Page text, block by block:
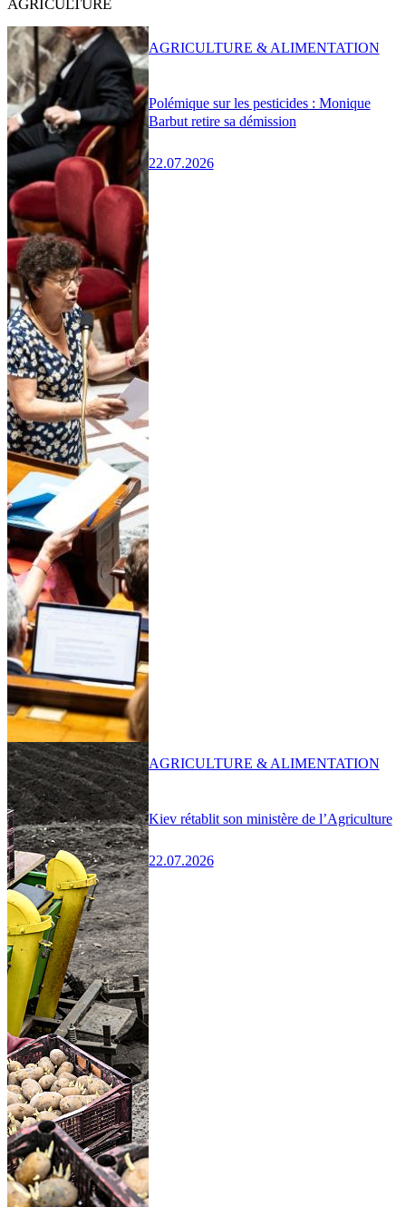
AGRICULTURE
Polémique sur les pesticides : Monique
Barbut retire sa démission
22.07.2026
AGRICULTURE & ALIMENTATION
Kiev rétablit son ministère de l’Agriculture
22.07.2026
AGRICULTURE & ALIMENTATION